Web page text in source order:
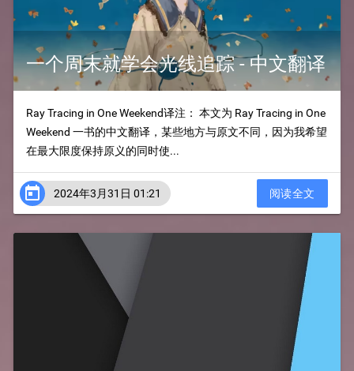
一个周末就学会光线追踪 - 中文翻译
Ray Tracing in One Weekend译注： 本文为 Ray Tracing in One
Weekend 一书的中文翻译，某些地方与原文不同，因为我希望
在最大限度保持原义的同时使...
 2024年3月31日 01:21 阅读全文